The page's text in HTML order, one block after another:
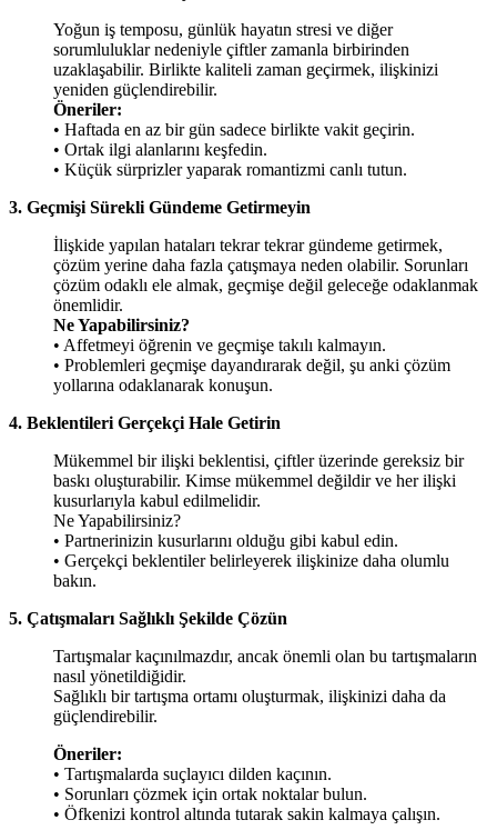
Yoğun iş temposu, günlük hayatın stresi ve diğer
sorumluluklar nedeniyle çiftler zamanla birbirinden
uzaklaşabilir. Birlikte kaliteli zaman geçirmek, ilişkinizi
yeniden güçlendirebilir.
Öneriler:
• Haftada en az bir gün sadece birlikte vakit geçirin.
• Ortak ilgi alanlarını keşfedin.
• Küçük sürprizler yaparak romantizmi canlı tutun.
3. Geçmişi Sürekli Gündeme Getirmeyin
İlişkide yapılan hataları tekrar tekrar gündeme getirmek,
çözüm yerine daha fazla çatışmaya neden olabilir. Sorunları
çözüm odaklı ele almak, geçmişe değil geleceğe odaklanmak
önemlidir.
Ne Yapabilirsiniz?
• Affetmeyi öğrenin ve geçmişe takılı kalmayın.
• Problemleri geçmişe dayandırarak değil, şu anki çözüm
yollarına odaklanarak konuşun.
4. Beklentileri Gerçekçi Hale Getirin
Mükemmel bir ilişki beklentisi, çiftler üzerinde gereksiz bir
baskı oluşturabilir. Kimse mükemmel değildir ve her ilişki
kusurlarıyla kabul edilmelidir.
Ne Yapabilirsiniz?
• Partnerinizin kusurlarını olduğu gibi kabul edin.
• Gerçekçi beklentiler belirleyerek ilişkinize daha olumlu
bakın.
5. Çatışmaları Sağlıklı Şekilde Çözün
Tartışmalar kaçınılmazdır, ancak önemli olan bu tartışmaların
nasıl yönetildiğidir.
Sağlıklı bir tartışma ortamı oluşturmak, ilişkinizi daha da
güçlendirebilir.
Öneriler:
• Tartışmalarda suçlayıcı dilden kaçının.
• Sorunları çözmek için ortak noktalar bulun.
• Öfkenizi kontrol altında tutarak sakin kalmaya çalışın.